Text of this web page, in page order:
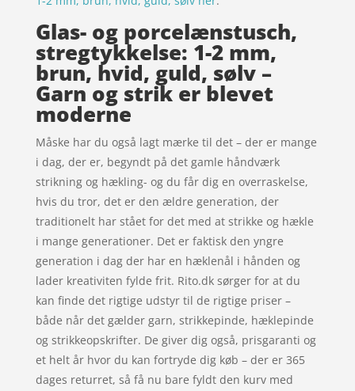
Glas- og porcelænstusch,
stregtykkelse: 1-2 mm,
brun, hvid, guld, sølv –
Garn og strik er blevet
moderne
Måske har du også lagt mærke til det – der er mange
i dag, der er, begyndt på det gamle håndværk
strikning og hækling- og du får dig en overraskelse,
hvis du tror, det er den ældre generation, der
traditionelt har stået for det med at strikke og hækle
i mange generationer. Det er faktisk den yngre
generation i dag der har en hæklenål i hånden og
lader kreativiten fylde frit. Rito.dk sørger for at du
kan finde det rigtige udstyr til de rigtige priser –
både når det gælder garn, strikkepinde, hæklepinde
og strikkeopskrifter. De giver dig også, prisgaranti og
et helt år hvor du kan fortryde dig køb – der er 365
dages returret, så få nu bare fyldt den kurv med